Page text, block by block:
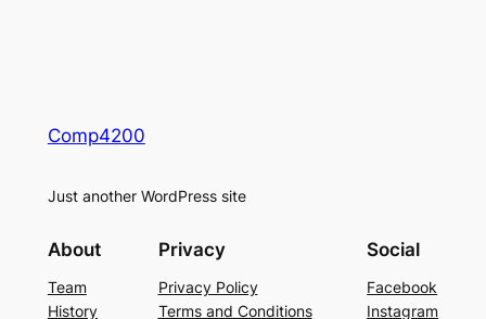
Comp4200
Just another WordPress site
About
Team
History
Privacy
Privacy Policy
Terms and Conditions
Social
Facebook
Instagram